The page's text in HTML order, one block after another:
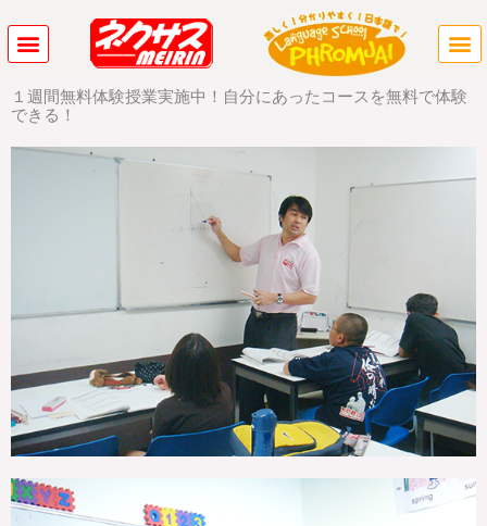
を
キ
１週間無料体験授業実施中！自分にあったコースを無料で体験
できる！